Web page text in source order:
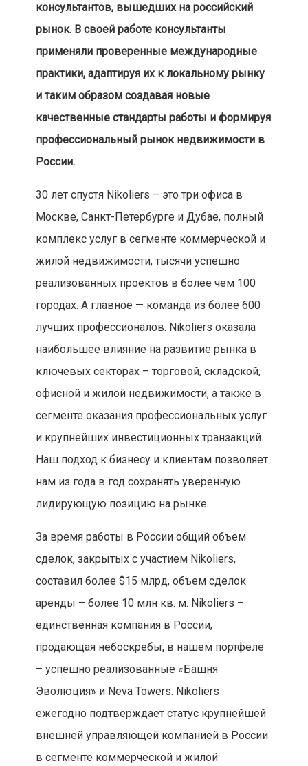
консультантов, вышедших на российский
рынок. В своей работе консультанты
применяли проверенные международные
практики, адаптируя их к локальному рынку
и таким образом создавая новые
качественные стандарты работы и формируя
профессиональный рынок недвижимости в
России.
30 лет спустя Nikoliers – это три офиса в
Москве, Санкт-Петербурге и Дубае, полный
комплекс услуг в сегменте коммерческой и
жилой недвижимости, тысячи успешно
реализованных проектов в более чем 100
городах. А главное — команда из более 600
лучших профессионалов. Nikoliers оказала
наибольшее влияние на развитие рынка в
ключевых секторах – торговой, складской,
офисной и жилой недвижимости, а также в
сегменте оказания профессиональных услуг
и крупнейших инвестиционных транзакций.
Наш подход к бизнесу и клиентам позволяет
нам из года в год сохранять уверенную
лидирующую позицию на рынке.
За время работы в России общий объем
сделок, закрытых с участием Nikoliers,
составил более $15 млрд, объем сделок
аренды – более 10 млн кв. м. Nikoliers –
единственная компания в России,
продающая небоскребы, в нашем портфеле
– успешно реализованные «Башня
Эволюция» и Neva Towers. Nikoliers
ежегодно подтверждает статус крупнейшей
внешней управляющей компанией в России
в сегменте коммерческой и жилой